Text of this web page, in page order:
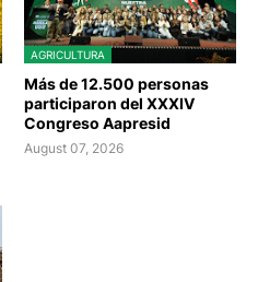
AGRICULTURA
Más de 12.500 personas
participaron del XXXIV
Congreso Aapresid
August 07, 2026